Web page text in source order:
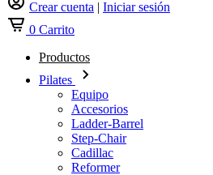
Crear cuenta | Iniciar sesión
0 Carrito
Productos
Pilates
Equipo
Accesorios
Ladder-Barrel
Step-Chair
Cadillac
Reformer